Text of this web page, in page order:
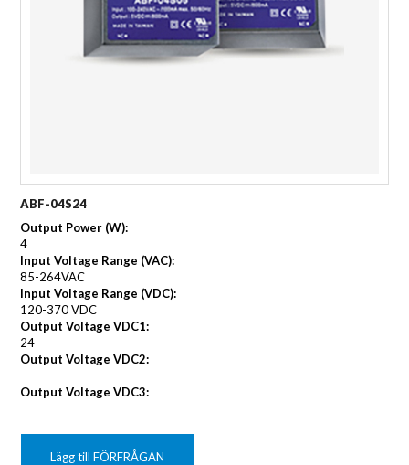
ABF-04S24
Output Power (W):
4
Input Voltage Range (VAC):
85-264VAC
Input Voltage Range (VDC):
120-370 VDC
Output Voltage VDC1:
24
Output Voltage VDC2:
Output Voltage VDC3:
Lägg till FÖRFRÅGAN